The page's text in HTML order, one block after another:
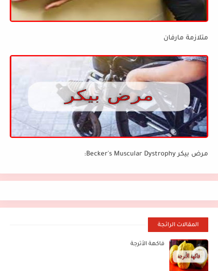
متلازمة مارفان
مرض بيكر Becker's Muscular Dystrophy:
المقالات الرائجة
فاكهة الأترجة